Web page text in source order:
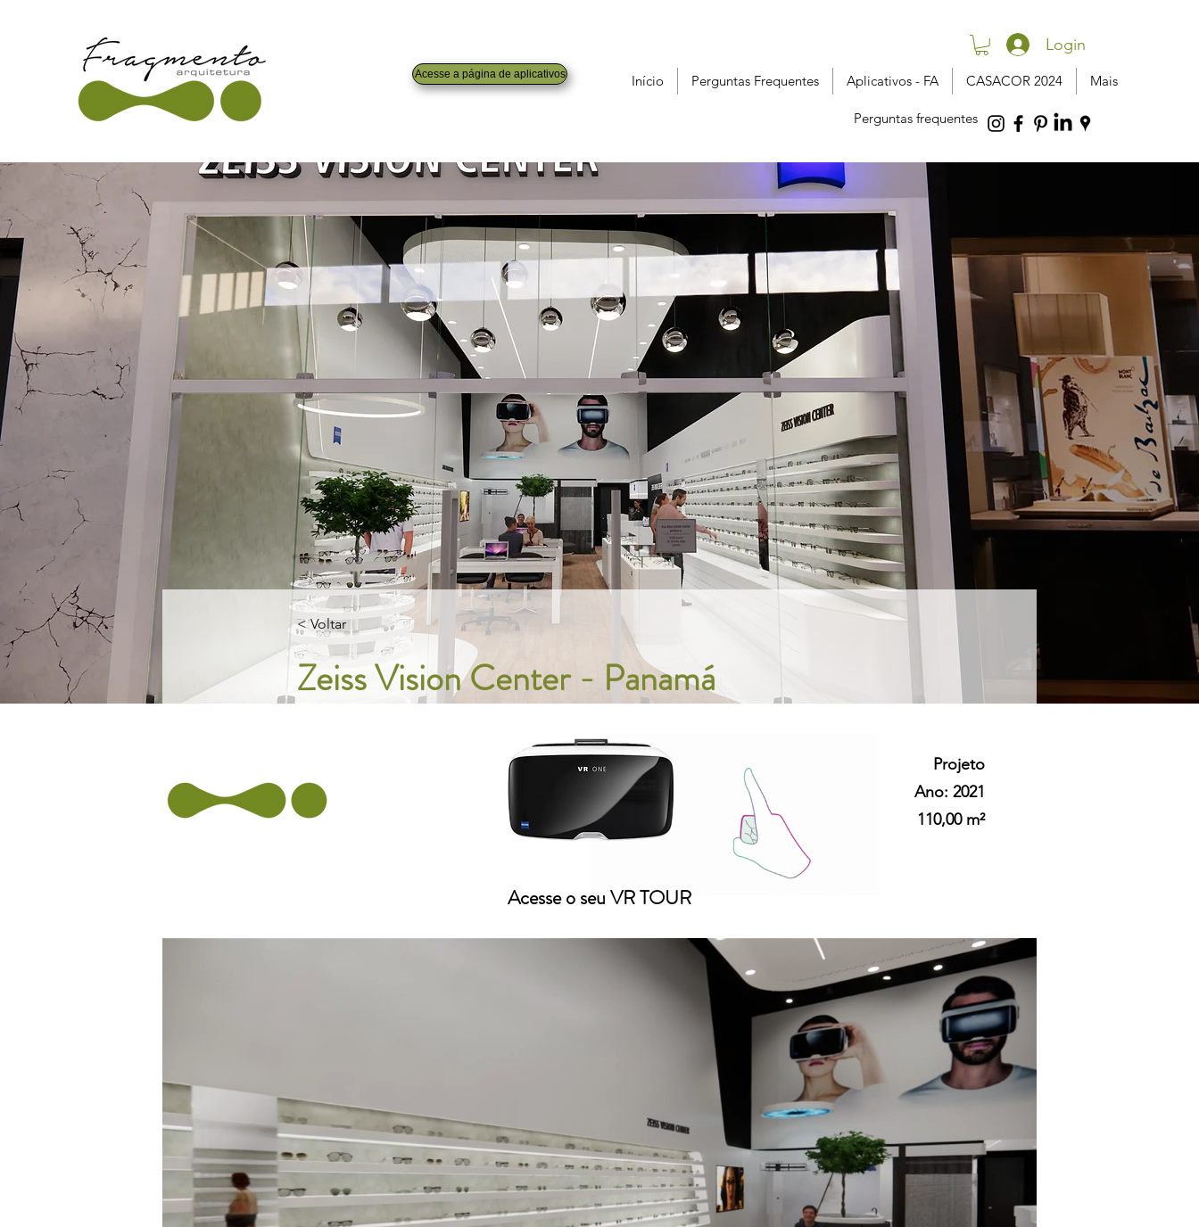
Login
Acesse a página de aplicativos Início Perguntas Frequentes Aplicativos - FA CASACOR 2024 Mais
Perguntas frequentes
< Voltar
Zeiss Vision Center - Panamá
Projeto
Ano: 2021
110,00 m²
Acesse o seu VR TOUR